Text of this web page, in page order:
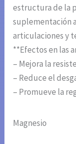
estructura de la
suplementación
articulaciones y
**Efectos en las
– Mejora la
– Reduce el
– Promueve la
Magnesio